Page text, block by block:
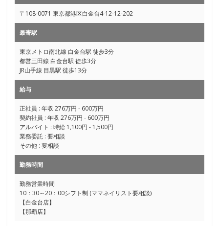
〒108-0071 東京都港区白金台4-12-12-202
最寄駅
東京メトロ南北線 白金台駅 徒歩3分
都営三田線 白金台駅 徒歩3分
JR山手線 目黒駅 徒歩13分
給与
正社員 : 年収 276万円 - 600万円
契約社員 : 年収 276万円 - 600万円
アルバイト : 時給 1,100円 - 1,500円
業務委託 : 要相談
その他 : 要相談
勤務時間
勤務営業時間
10：30～20：00シフト制 (ママネイリスト要相談)
【白金台店】
【那覇店】